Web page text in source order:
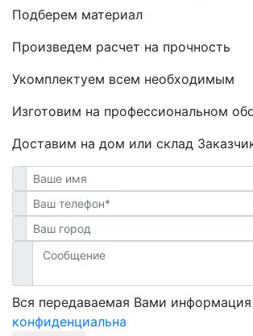
Подберем материал
Произведем расчет на прочность
Укомплектуем всем необходимым
Изготовим на профессиональном
Доставим на дом или склад
Вся передаваемая Вами информация
конфиденциальна